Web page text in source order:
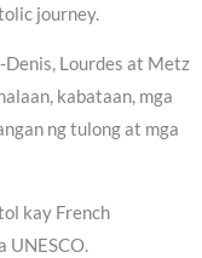
journey.
Denis, Lourdes at Metz
kabataan, mga
ng tulong at mga
kay French
UNESCO.